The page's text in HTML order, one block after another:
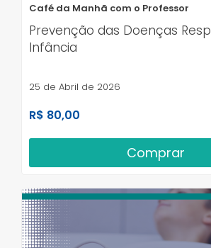
Café da Manhã com o Professor
Prevenção das Doenças
Infância
25 de Abril de 2026
R$ 80,00
Comprar